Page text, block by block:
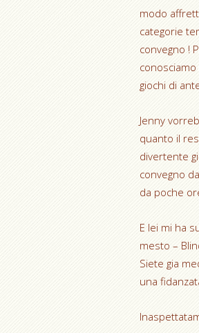
modo
categorie
convegno !
giochi di
Jenny
quanto il
divertente
convegno
da poche
E lei mi ha
mesto –
Siete gia
una